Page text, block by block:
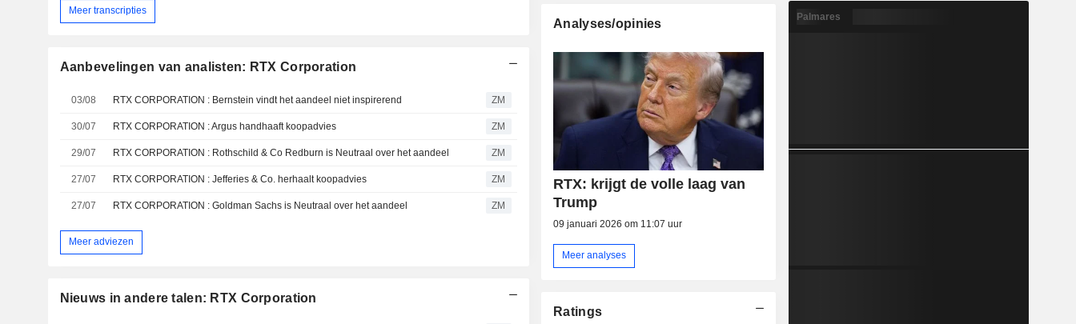
Meer transcripties
Aanbevelingen van analisten: RTX Corporation
03/08 RTX CORPORATION : Bernstein vindt het aandeel niet inspirerend ZM
30/07 RTX CORPORATION : Argus handhaaft koopadvies ZM
29/07 RTX CORPORATION : Rothschild & Co Redburn is Neutraal over het aandeel ZM
27/07 RTX CORPORATION : Jefferies & Co. herhaalt koopadvies ZM
27/07 RTX CORPORATION : Goldman Sachs is Neutraal over het aandeel ZM
Meer adviezen
Nieuws in andere talen: RTX Corporation
Analyses/opinies
RTX: krijgt de volle laag van
Trump
09 januari 2026 om 11:07 uur
Meer analyses
Ratings
Palmares